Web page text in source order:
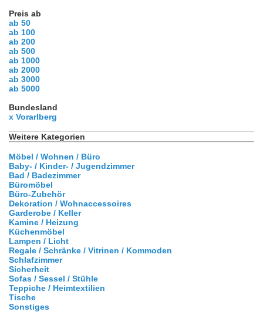
Preis ab
ab 50
ab 100
ab 200
ab 500
ab 1000
ab 2000
ab 3000
ab 5000
Bundesland
x Vorarlberg
Weitere Kategorien
Möbel / Wohnen / Büro
Baby- / Kinder- / Jugendzimmer
Bad / Badezimmer
Büromöbel
Büro-Zubehör
Dekoration / Wohnaccessoires
Garderobe / Keller
Kamine / Heizung
Küchenmöbel
Lampen / Licht
Regale / Schränke / Vitrinen / Kommoden
Schlafzimmer
Sicherheit
Sofas / Sessel / Stühle
Teppiche / Heimtextilien
Tische
Sonstiges